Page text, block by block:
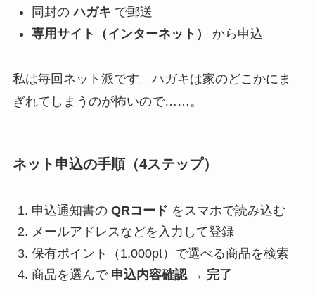
同封のハガキ で郵送
専用サイト（インターネット）
から申込
私は毎回ネット派です。ハガキは家のどこかにま
ぎれてしまうのが怖いので……。
ネット申込の手順（4ステップ）
申込通知書の QRコード をスマホで読み込む
メールアドレスなどを入力して登録
保有ポイント（1,000pt）で選べる商品を検索
商品を選んで 申込内容確認 → 完了